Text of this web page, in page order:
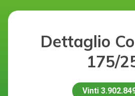
Dettaglio
175/
Vinti